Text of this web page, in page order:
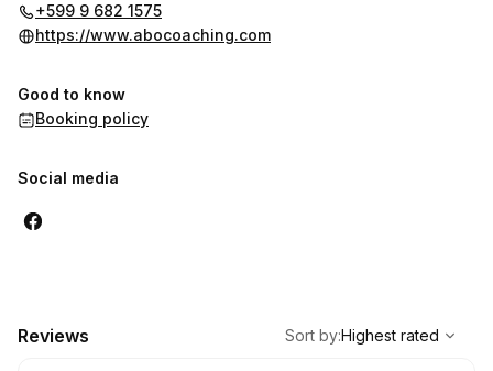
+599 9 682 1575
https://www.abocoaching.com
Good to know
Booking policy
Social media
Reviews
Highest rated
Sort by:Highest rated